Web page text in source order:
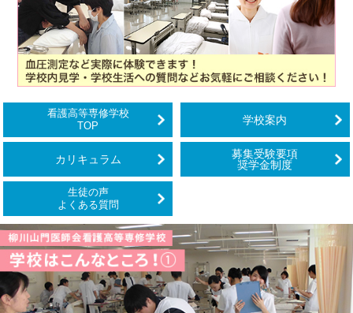
看護高等専修学校
TOP
学校案内
カリキュラム
募集受験要項
奨学金制度
生徒の声
よくある質問